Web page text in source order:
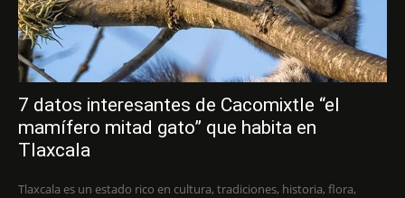
7 datos interesantes de Cacomixtle “el
mamífero mitad gato” que habita en
Tlaxcala
Tlaxcala es un estado rico en cultura, tradiciones, historia, flora,